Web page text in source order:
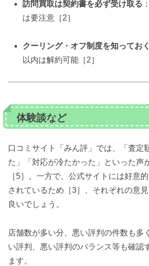
訪問買取は契約書を必ず受け取る
は要注意［2］
クーリング・オフ制度を知っておく
以内は解約可能［2］
体験談など
口コミサイト「みん評」では、「査定
た」「対応が冷たかった」といった声
［5］。一方で、公式サイトには好意
されているため［3］、それぞれの意
良いでしょう。
店舗数が多い分、悪い評判の件数も多
い評判、悪い評判のバランス等も確認
ます。